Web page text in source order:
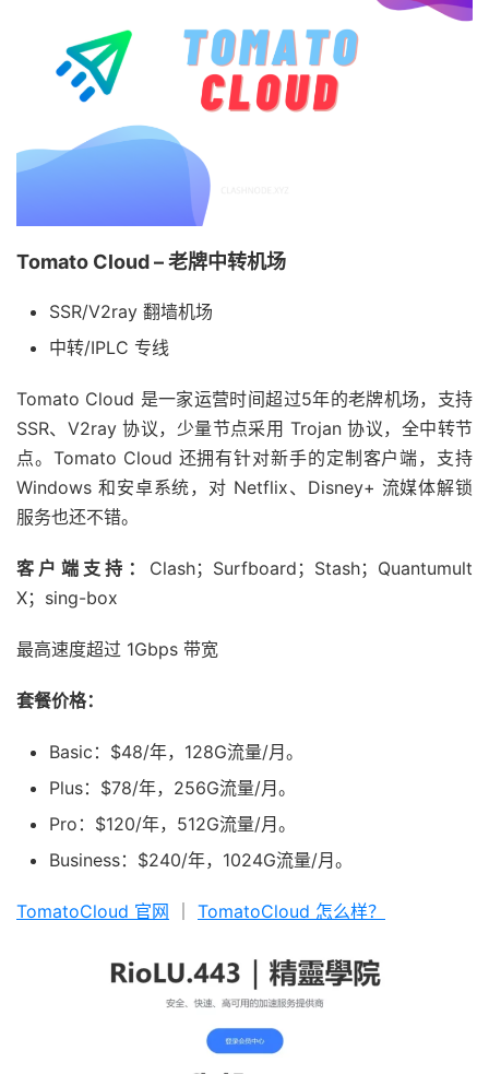
Tomato Cloud – 老牌中转机场
SSR/V2ray 翻墙机场
中转/IPLC 专线
Tomato Cloud 是一家运营时间超过5年的老牌机场，支持
SSR、V2ray 协议，少量节点采用 Trojan 协议，全中转节
点。Tomato Cloud 还拥有针对新手的定制客户端，支持
Windows 和安卓系统，对 Netflix、Disney+ 流媒体解锁
服务也还不错。
客户端支持： Clash；Surfboard；Stash；Quantumult
X；sing-box
最高速度超过 1Gbps 带宽
套餐价格：
Basic：$48/年，128G流量/月。
Plus：$78/年，256G流量/月。
Pro：$120/年，512G流量/月。
Business：$240/年，1024G流量/月。
TomatoCloud 官网 TomatoCloud 怎么样？